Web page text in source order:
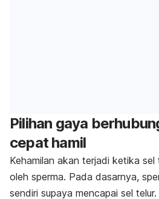
Pilihan gaya
cepat hamil
Kehamilan akan terjadi ketika sel
oleh sperma. Pada dasarnya,
sendiri supaya mencapai sel telur.